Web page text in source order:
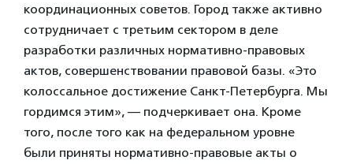
координационных советов. Город также активно
сотрудничает с третьим сектором в деле
разработки различных нормативно-правовых
актов, совершенствовании правовой базы. «Это
колоссальное достижение Санкт-Петербурга. Мы
гордимся этим», — подчеркивает она. Кроме
того, после того как на федеральном уровне
были приняты нормативно-правовые акты о